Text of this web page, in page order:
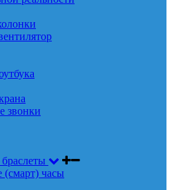
звонки
часы